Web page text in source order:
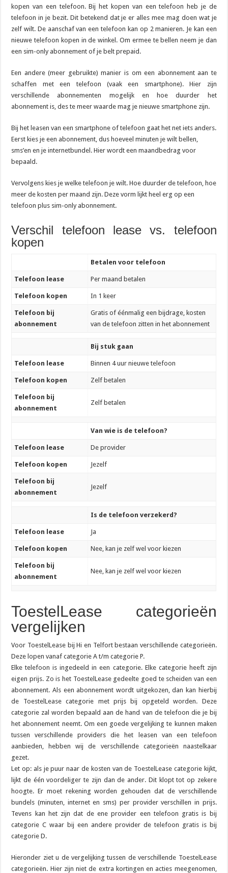
kopen van een telefoon. Bij het kopen van een telefoon heb je de
telefoon in je bezit. Dit betekend dat je er alles mee mag doen wat je
zelf wilt. De aanschaf van een telefoon kan op 2 manieren. Je kan een
nieuwe telefoon kopen in de winkel. Om ermee te bellen neem je dan
een sim-only abonnement of je belt prepaid.
Een andere (meer gebruikte) manier is om een abonnement aan te
schaffen met een telefoon (vaak een smartphone). Hier zijn
verschillende abonnementen mogelijk en hoe duurder het
abonnement is, des te meer waarde mag je nieuwe smartphone zijn.
Bij het leasen van een smartphone of telefoon gaat het net iets anders.
Eerst kies je een abonnement, dus hoeveel minuten je wilt bellen,
sms’en en je internetbundel. Hier wordt een maandbedrag voor
bepaald.
Vervolgens kies je welke telefoon je wilt. Hoe duurder de telefoon, hoe
meer de kosten per maand zijn. Deze vorm lijkt heel erg op een
telefoon plus sim-only abonnement.
Verschil telefoon lease vs. telefoon
kopen
Betalen voor telefoon
Telefoon lease Per maand betalen
Telefoon kopen In 1 keer
Telefoon bij
abonnement
Gratis of éénmalig een bijdrage, kosten
van de telefoon zitten in het abonnement
Bij stuk gaan
Telefoon lease Binnen 4 uur nieuwe telefoon
Telefoon kopen Zelf betalen
Telefoon bij
abonnement
Zelf betalen
Van wie is de telefoon?
Telefoon lease De provider
Telefoon kopen Jezelf
Telefoon bij
abonnement
Jezelf
Is de telefoon verzekerd?
Telefoon lease Ja
Telefoon kopen Nee, kan je zelf wel voor kiezen
Telefoon bij
abonnement
Nee, kan je zelf wel voor kiezen
ToestelLease categorieën
vergelijken
Voor ToestelLease bij Hi en Telfort bestaan verschillende categorieën.
Deze lopen vanaf categorie A t/m categorie P.
Elke telefoon is ingedeeld in een categorie. Elke categorie heeft zijn
eigen prijs. Zo is het ToestelLease gedeelte goed te scheiden van een
abonnement. Als een abonnement wordt uitgekozen, dan kan hierbij
de ToestelLease categorie met prijs bij opgeteld worden. Deze
categorie zal worden bepaald aan de hand van de telefoon die je bij
het abonnement neemt. Om een goede vergelijking te kunnen maken
tussen verschillende providers die het leasen van een telefoon
aanbieden, hebben wij de verschillende categorieën naastelkaar
gezet.
Let op: als je puur naar de kosten van de ToestelLease categorie kijkt,
lijkt de één voordeliger te zijn dan de ander. Dit klopt tot op zekere
hoogte. Er moet rekening worden gehouden dat de verschillende
bundels (minuten, internet en sms) per provider verschillen in prijs.
Tevens kan het zijn dat de ene provider een telefoon gratis is bij
categorie C waar bij een andere provider de telefoon gratis is bij
categorie D.
Hieronder ziet u de vergelijking tussen de verschillende ToestelLease
categorieën. Hier zijn niet de extra kortingen en acties meegenomen,